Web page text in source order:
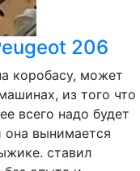
206
коробасу, может
из того что
всего надо будет
вынимается
ставил